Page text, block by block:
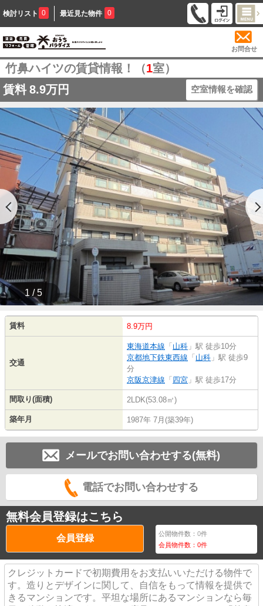
検討リスト 0 最近見た物件 0
お問合せ
竹鼻ハイツの賃貸情報！（1室）
賃料 8.9万円 空室情報を確認
1 / 5
賃料 8.9万円
交通
東海道本線 「 山科 」駅 徒歩10分
京都地下鉄東西線 「 山科 」駅 徒歩9
分
京阪京津線 「 四宮 」駅 徒歩17分
間取り(面積) 2LDK(53.08㎡)
築年月 1987年 7月(築39年)
メールでお問い合わせする(無料)
電話でお問い合わせする
無料会員登録はこちら
会員登録 公開物件数：0件
会員物件数：0件
クレジットカードで初期費用をお支払いいただける物件で
す。造りとデザインに関して、自信をもって情報を提供で
きるマンションです。平坦な場所にあるマンションなら毎